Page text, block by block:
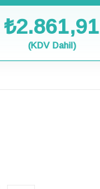
₺2.861,91
(KDV Dahil)